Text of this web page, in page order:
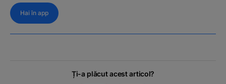
Hai în app
Ți-a plăcut acest articol?